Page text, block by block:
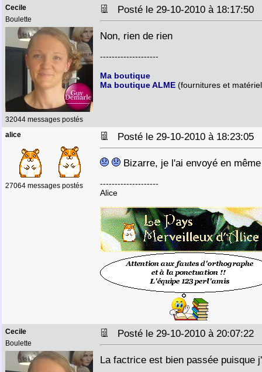
Cecile
Boulette
32044 messages postés
Posté le 29-10-2010 à 18:17:50
Non, rien de rien
--------------------
Ma boutique
Ma boutique ALME (fournitures et
alice
27064 messages postés
Posté le 29-10-2010 à 18:23:05
Bizarre, je l'ai envoyé en
--------------------
Alice
Cecile
Boulette
Posté le 29-10-2010 à 20:07:22
La factrice est bien passée